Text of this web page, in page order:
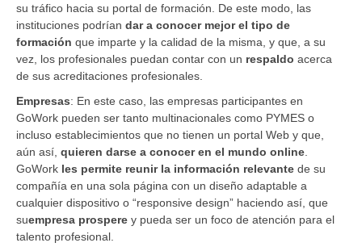
su tráfico hacia su portal de formación. De este modo, las
instituciones podrían dar a conocer mejor el tipo de
formación que imparte y la calidad de la misma, y que, a su
vez, los profesionales puedan contar con un respaldo acerca
de sus acreditaciones profesionales.
Empresas: En este caso, las empresas participantes en
GoWork pueden ser tanto multinacionales como PYMES o
incluso establecimientos que no tienen un portal Web y que,
aún así, quieren darse a conocer en el mundo online
GoWork les permite reunir la información relevante de su
compañía en una sola página con un diseño adaptable a
cualquier dispositivo o “responsive design” haciendo así, que
suempresa prospere y pueda ser un foco de atención para el
talento profesional.